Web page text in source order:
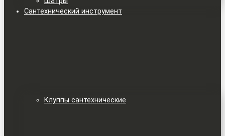
Сантехнический инструмент
Клуппы сантехнические